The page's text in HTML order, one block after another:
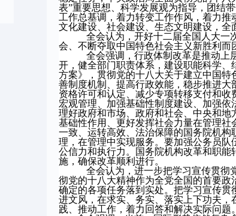
表”重要思想、科学发展观为指导，团结
工作总基调，着力转变工作作风，着力推
文化建设、社会建设、生态文明建设，全
全会认为，开好十二届全国人大一
会、不断夺取中国特色社会主义新胜利而
全会强调，行政体制改革是推动上
开，健全部门职责体系，建设职能科学
方案》，贯彻党的十八大关于建立中国
善制度机制、提高行政效能，稳步推进
资格许可和认定、减少专项转移支付和
宏观管理、加强基础性制度建设、加强
理好政府和市场、政府和社会、中央和
基础性作用、更好发挥社会力量在管理
一致、运转高效、法治保障的国务院机
理，在管理中实现服务。要加强公务员
公信力和执行力。国务院机构改革和职
施，确保改革顺利进行。
全会认为，进一步把学习宣传贯彻
彻党的十八大精神作为全党全国的首要
确定的各项任务落到实处。把学习宣传
进文风，在求实、务实、落实上下功夫
践、推动工作，着力回答和解决实际问题。